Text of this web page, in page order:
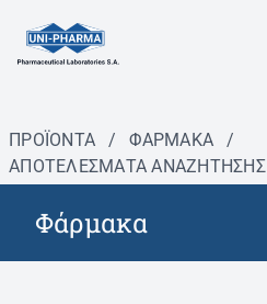
ΠΡΟΪΟΝΤΑ / ΦΆΡΜΑΚΑ
/
ΑΠΟΤΕΛΕΣΜΑΤΑ ΑΝΑΖΗΤΗΣΗΣ
Φάρμακα